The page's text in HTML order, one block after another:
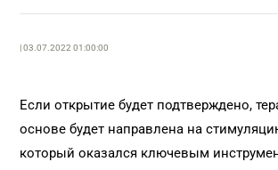
| 03.07.2022 01:00:00
Если открытие будет подтверждено,
основе будет направлена на
который оказался ключевым